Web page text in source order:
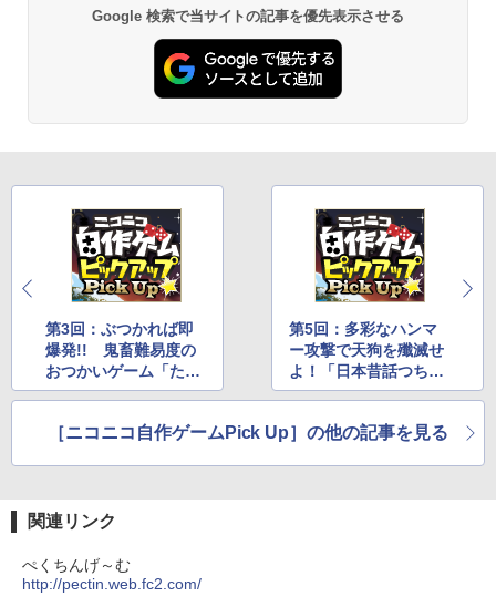
本体ハードウェア・市販ソフトウ
ェアのパーフェクトリストと最新
エミュレータ紹介
最大8週間持続バッテリー、広告無
し、ブラック (2025年発売)
￥31,980
soft | 11インチカラーディスプレ
イ、64GBストレージ、ノート機能
搭載、明るさ自動調整、色調調節
ライト、プレミアムペン付き、グ
Google 検索で当サイトの記事を優先表示させる
第3回：ぶつかれば即
爆発!! 鬼畜難易度の
おつかいゲーム「たー
くんのおつかい」
第5回：多彩なハンマ
ー攻撃で天狗を殲滅せ
よ！「日本昔話つち太
朗」
［ニコニコ自作ゲームPick Up］の他の記事を見る
関連リンク
ぺくちんげ～む
http://pectin.web.fc2.com/